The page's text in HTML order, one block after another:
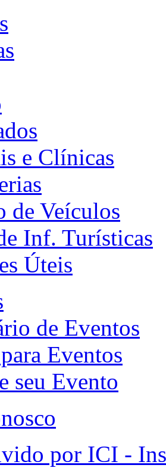
e Clínicas
de Veículos
Inf. Turísticas
Úteis
de Eventos
Eventos
seu Evento